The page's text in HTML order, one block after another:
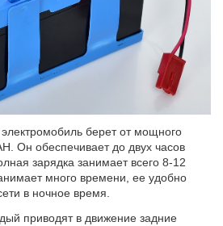
берет от мощного
Он обеспечивает до двух часов
зарядка занимает всего 8-12
много времени, ее удобно
в ночное время.
приводят в движение задние